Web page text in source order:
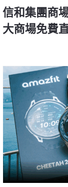
信和集團商
大商場免費